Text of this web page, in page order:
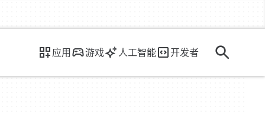
应用 游戏 人工智能 开发者